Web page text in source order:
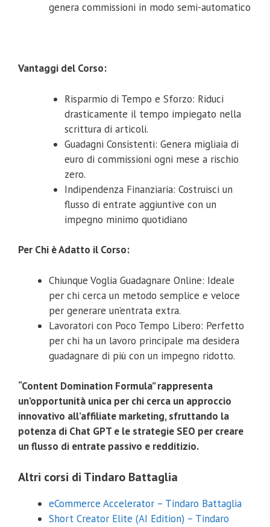
genera commissioni in modo semi-automatico
Vantaggi del Corso:
Risparmio di Tempo e Sforzo: Riduci
drasticamente il tempo impiegato nella
scrittura di articoli.
Guadagni Consistenti: Genera migliaia di
euro di commissioni ogni mese a rischio
zero.
Indipendenza Finanziaria: Costruisci un
flusso di entrate aggiuntive con un
impegno minimo quotidiano
Per Chi è Adatto il Corso:
Chiunque Voglia Guadagnare Online: Ideale
per chi cerca un metodo semplice e veloce
per generare un’entrata extra.
Lavoratori con Poco Tempo Libero: Perfetto
per chi ha un lavoro principale ma desidera
guadagnare di più con un impegno ridotto.
“Content Domination Formula” rappresenta
un’opportunità unica per chi cerca un approccio
innovativo all’affiliate marketing, sfruttando la
potenza di Chat GPT e le strategie SEO per creare
un flusso di entrate passivo e redditizio.
Altri corsi di Tindaro Battaglia
eCommerce Accelerator – Tindaro Battaglia
Short Creator Elite (AI Edition) – Tindaro